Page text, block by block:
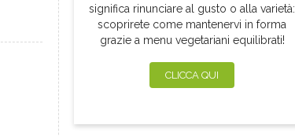
significa rinunciare al gusto o alla varietà:
scoprirete come mantenervi in forma
grazie a menu vegetariani equilibrati!
CLICCA QUI